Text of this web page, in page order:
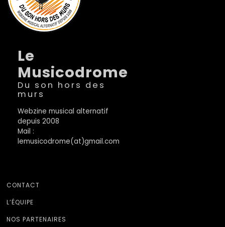
Le
Musicodrome
Du son hors des
murs
Webzine musical alternatif
depuis 2008
Mail :
lemusicodrome(at)gmail.com
CONTACT
L’ÉQUIPE
NOS PARTENAIRES